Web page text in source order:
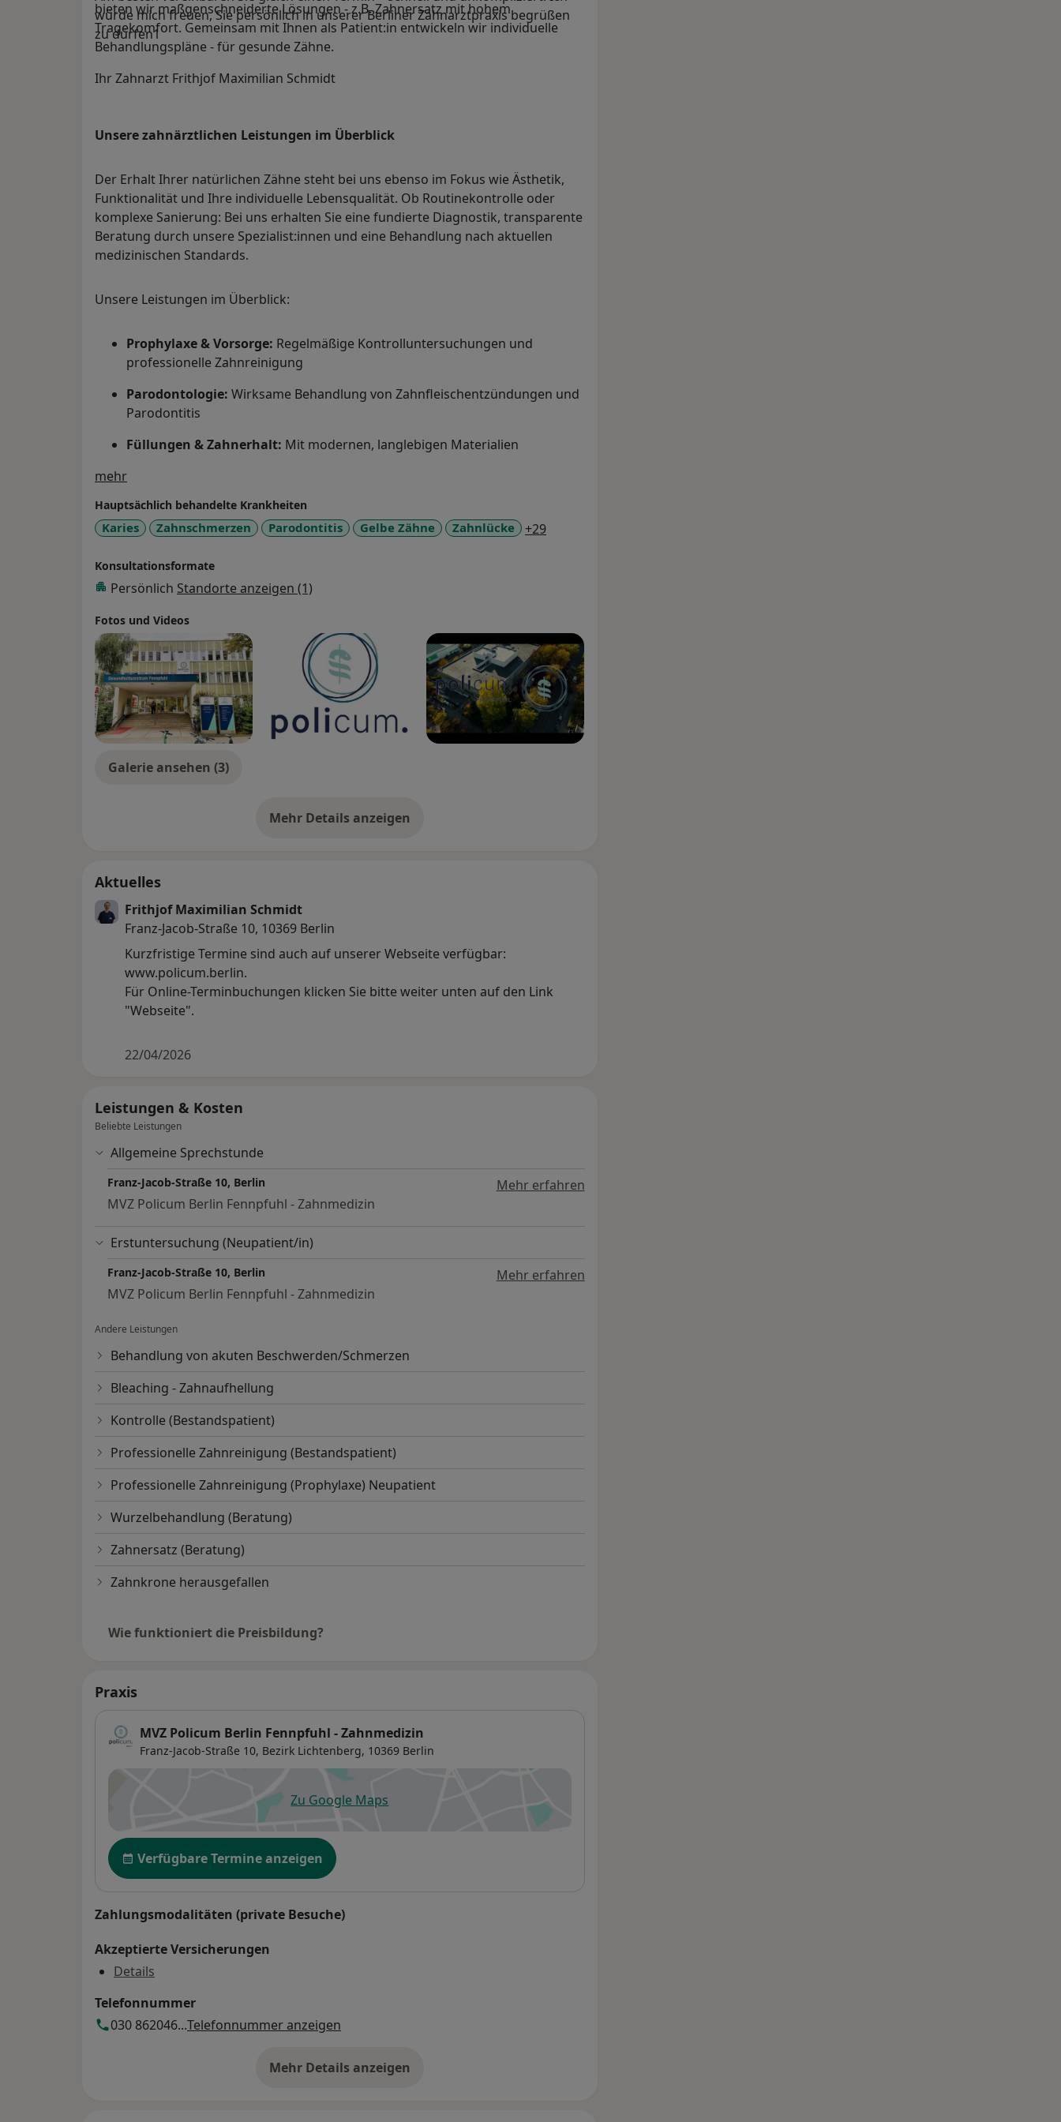
bieten wir maßgenschneiderte Lösungen - z.B. Zahnersatz mit hohem
Tragekomfort. Gemeinsam mit Ihnen als Patient:in entwickeln wir individuelle
Behandlungspläne - für gesunde Zähne.
würde mich freuen, Sie persönlich in unserer Berliner Zahnarztpraxis begrüßen
zu dürfen1
Ihr Zahnarzt Frithjof Maximilian Schmidt
Unsere zahnärztlichen Leistungen im Überblick
Der Erhalt Ihrer natürlichen Zähne steht bei uns ebenso im Fokus wie Ästhetik,
Funktionalität und Ihre individuelle Lebensqualität. Ob Routinekontrolle oder
komplexe Sanierung: Bei uns erhalten Sie eine fundierte Diagnostik, transparente
Beratung durch unsere Spezialist:innen und eine Behandlung nach aktuellen
medizinischen Standards.
Unsere Leistungen im Überblick:
Prophylaxe & Vorsorge: Regelmäßige Kontrolluntersuchungen und
professionelle Zahnreinigung
Parodontologie: Wirksame Behandlung von Zahnfleischentzündungen und
Parodontitis
Füllungen & Zahnerhalt: Mit modernen, langlebigen Materialien
Wurzelbehandlung (Endodontie):
Zahnersatz & Prothetik:Funktionale Lösungen für jeden Anspruch
Implantologie:Feste Zähne dank präzise gesetzter Implantate
Ästhetische Zahnmedizin:
Formkorrekturen
Behandlung von Angstpatient:innen:
mehrÜber mich
Hauptsächlich behandelte Krankheiten
Karies Zahnschmerzen Parodontitis Gelbe Zähne Zahnlücke +29a11y_sr_more_diseases
Konsultationsformate
Persönlich Standorte anzeigen (1)
Fotos und Videos
Galerie ansehen (3)
Mehr Details anzeigen
über Erfahrungen
Aktuelles
Frithjof Maximilian Schmidt
Franz-Jacob-Straße 10, 10369 Berlin
Kurzfristige Termine sind auch auf unserer Webseite verfügbar:
www.policum.berlin.
Für Online-Terminbuchungen klicken Sie bitte weiter unten auf den Link
"Webseite".
22/04/2026
Leistungen & Kosten
Beliebte Leistungen
Allgemeine Sprechstunde
Franz-Jacob-Straße 10, Berlin
Mehr erfahren
MVZ Policum Berlin Fennpfuhl - Zahnmedizin
Erstuntersuchung (Neupatient/in)
Franz-Jacob-Straße 10, Berlin
Mehr erfahren
MVZ Policum Berlin Fennpfuhl - Zahnmedizin
Andere Leistungen
Behandlung von akuten Beschwerden/Schmerzen
Bleaching - Zahnaufhellung
Kontrolle (Bestandspatient)
Professionelle Zahnreinigung (Bestandspatient)
Professionelle Zahnreinigung (Prophylaxe) Neupatient
Wurzelbehandlung (Beratung)
Zahnersatz (Beratung)
Zahnkrone herausgefallen
Wie funktioniert die Preisbildung?
Praxis
MVZ Policum Berlin Fennpfuhl - Zahnmedizin
Franz-Jacob-Straße 10, Bezirk Lichtenberg, 10369 Berlin
Zu Google Mapsöffnet in einer neuen Registerkarte
Verfügbarkeit
Verfügbare Termine anzeigen
Zahlungsmodalitäten (private Besuche)
Akzeptierte Versicherungen
Details
Telefonnummer
030 862046...Telefonnummer anzeigen
Mehr Details anzeigen
über die Adresse